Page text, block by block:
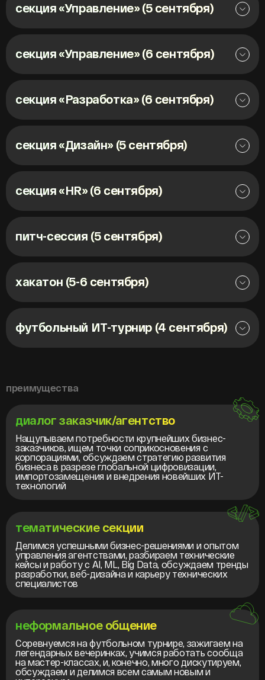
секция «Управление» (5 сентября)
секция «Управление» (6 сентября)
секция «Разработка» (6 сентября)
секция «Дизайн» (5 сентября)
секция «HR» (6 сентября)
питч-сессия (5 сентября)
хакатон (5-6 сентября)
футбольный ИТ-турнир (4 сентября)
преимущества
диалог заказчик/агентство
Нащупываем потребности крупнейших бизнес-
заказчиков, ищем точки соприкосновения с
корпорациями, обсуждаем стратегию развития
бизнеса в разрезе глобальной цифровизации,
импортозамещения и внедрения новейших ИТ-
технологий
тематические секции
Делимся успешными бизнес-решениями и опытом
управления агентствами, разбираем технические
кейсы и работу с AI, ML, Big Data, обсуждаем тренды
разработки, веб-дизайна и карьеру технических
специалистов
неформальное общение
Соревнуемся на футбольном турнире, зажигаем на
легендарных вечеринках, учимся работать сообща
на мастер-классах, и, конечно, много дискутируем,
обсуждаем и делимся всем самым новым и